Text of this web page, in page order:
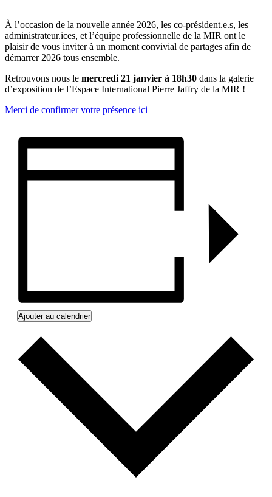
À l’occasion de la nouvelle année 2026, les co-président.e.s, les
administrateur.ices, et l’équipe professionnelle de la MIR ont le
plaisir de vous inviter à un moment convivial de partages afin de
démarrer 2026 tous ensemble.
Retrouvons nous le mercredi 21 janvier à 18h30 dans la galerie
d’exposition de l’Espace International Pierre Jaffry de la MIR !
Merci de confirmer votre présence ici
Ajouter au calendrier